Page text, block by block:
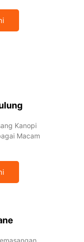
Kanopi
Macam